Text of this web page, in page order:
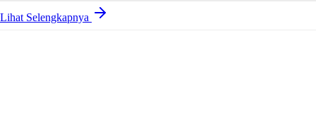
Lihat Selengkapnya